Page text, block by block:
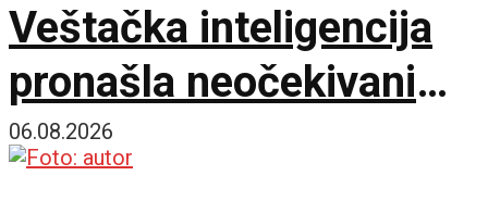
Veštačka inteligencija
pronašla neočekivani
matematički primer
06.08.2026